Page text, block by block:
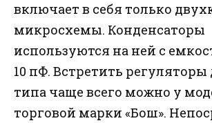
включает в себя только
микросхемы. Конденсаторы
используются на ней с
10 пФ. Встретить регуляторы
типа чаще всего можно у
торговой марки «Бош».